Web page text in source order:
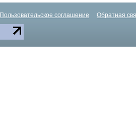
Пользовательское соглашение Обратная